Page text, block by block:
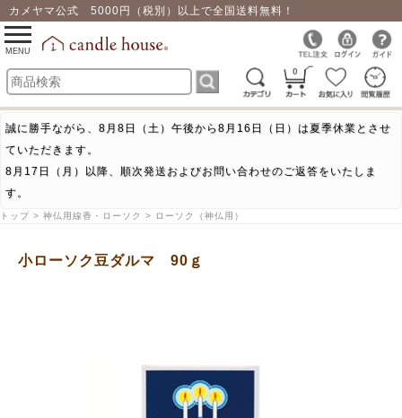
カメヤマ公式 5000円（税別）以上で全国送料無料！
0
toggle
navigation
MENU
誠に勝手ながら、8月8日（土）午後から8月16日（日）は夏季休業とさせ
ていただきます。
8月17日（月）以降、順次発送およびお問い合わせのご返答をいたしま
す。
トップ > 神仏用線香・ローソク > ローソク（神仏用）
小ローソク豆ダルマ 90ｇ